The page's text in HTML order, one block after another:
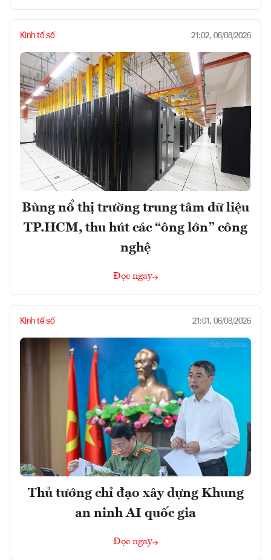
Kinh tế số 21:02, 06/08/2026
Bùng nổ thị trường trung tâm dữ liệu
TP.HCM, thu hút các “ông lớn” công
nghệ
Đọc ngay
Kinh tế số 21:01, 06/08/2026
Thủ tướng chỉ đạo xây dựng Khung
an ninh AI quốc gia
Đọc ngay